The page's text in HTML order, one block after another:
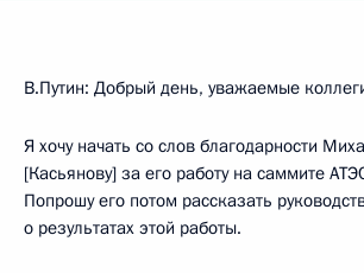
В.Путин: Добрый день, уважаемые
Я хочу начать со слов благодарности
[Касьянову] за его работу на саммите
Попрошу его потом рассказать
о результатах этой работы.